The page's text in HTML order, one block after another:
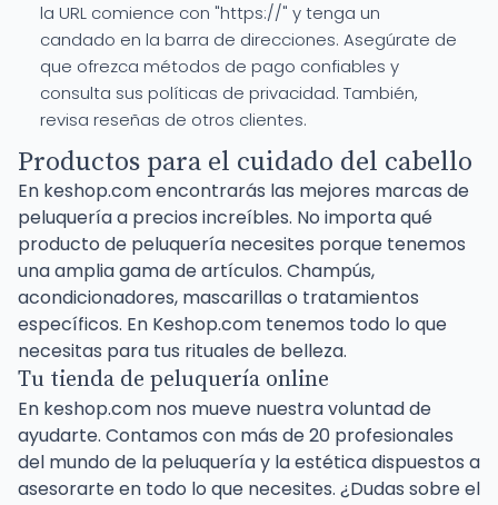
la URL comience con "https://" y tenga un
candado en la barra de direcciones. Asegúrate de
que ofrezca métodos de pago confiables y
consulta sus políticas de privacidad. También,
revisa reseñas de otros clientes.
Productos para el cuidado del cabello
En keshop.com encontrarás las mejores marcas de
peluquería a precios increíbles. No importa qué
producto de peluquería necesites porque tenemos
una amplia gama de artículos. Champús,
acondicionadores, mascarillas o tratamientos
específicos. En Keshop.com tenemos todo lo que
necesitas para tus rituales de belleza.
Tu tienda de peluquería online
En keshop.com nos mueve nuestra voluntad de
ayudarte. Contamos con más de 20 profesionales
del mundo de la peluquería y la estética dispuestos a
asesorarte en todo lo que necesites. ¿Dudas sobre el